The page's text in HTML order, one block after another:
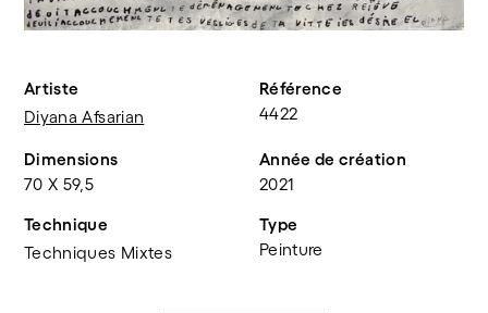
Artiste
Diyana Afsarian
Référence
4422
Dimensions
70 X 59,5
Année de création
2021
Technique
Techniques Mixtes
Type
Peinture